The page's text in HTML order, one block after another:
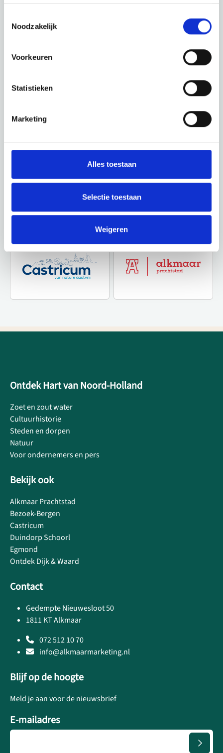
Noodzakelijk
Voorkeuren
Statistieken
Marketing
Alles toestaan
Selectie toestaan
Weigeren
Bekijk ook eens
Ontdek de rest van de regio! Bekijk de andere websites om te
zien wat deze prachtige omgeving nog meer te bieden heeft.
Ontdek Hart van Noord-Holland
Zoet en zout water
Cultuurhistorie
Steden en dorpen
Natuur
Voor ondernemers en pers
Bekijk ook
Alkmaar Prachtstad
Bezoek-Bergen
Castricum
Duindorp Schoorl
Egmond
Ontdek Dijk & Waard
Contact
Gedempte Nieuwesloot 50
1811 KT Alkmaar
072 512 10 70
info@alkmaarmarketing.nl
Blijf op de hoogte
Meld je aan voor de nieuwsbrief
E-mailadres